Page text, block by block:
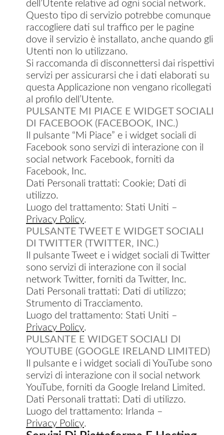
PER LA TAVOLA
CONTENITORI E ASPORTO
FINGER E GELATO
VASSOI E COTTURA
TERMOSALDABILI
dell’Utente relative ad ogni social network.
Questo tipo di servizio potrebbe comunque
raccogliere dati sul traffico per le pagine
dove il servizio è installato, anche quando gli
Utenti non lo utilizzano.
Si raccomanda di disconnettersi dai rispettivi
servizi per assicurarsi che i dati elaborati su
questa Applicazione non vengano ricollegati
al profilo dell’Utente.
PULSANTE MI PIACE E WIDGET SOCIALI
DI FACEBOOK (FACEBOOK, INC.)
Il pulsante “Mi Piace” e i widget sociali di
Facebook sono servizi di interazione con il
social network Facebook, forniti da
Facebook, Inc.
Dati Personali trattati: Cookie; Dati di
utilizzo.
Luogo del trattamento: Stati Uniti –
Privacy Policy.
PULSANTE TWEET E WIDGET SOCIALI
DI TWITTER (TWITTER, INC.)
Il pulsante Tweet e i widget sociali di Twitter
sono servizi di interazione con il social
network Twitter, forniti da Twitter, Inc.
Dati Personali trattati: Dati di utilizzo;
Strumento di Tracciamento.
Luogo del trattamento: Stati Uniti –
Privacy Policy.
PULSANTE E WIDGET SOCIALI DI
YOUTUBE (GOOGLE IRELAND LIMITED)
Il pulsante e i widget sociali di YouTube sono
servizi di interazione con il social network
YouTube, forniti da Google Ireland Limited.
Dati Personali trattati: Dati di utilizzo.
Luogo del trattamento: Irlanda –
Privacy Policy.